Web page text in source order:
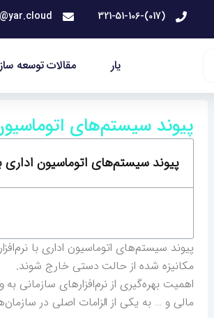
(017)-321-51-106
یار مقالات توسعه
پیوند سیستم‌های
پیوند سیستم‌های اتوماسیون اداری
پیوند سیستم‌های اتوماسیون اداری با
مکانیزه شده از حالت دستی خارج شوند.
اهمیت بهره‌گیری از نرم‌افزارهای سازمانی
مالی و … به یکی از الزامات اصلی در